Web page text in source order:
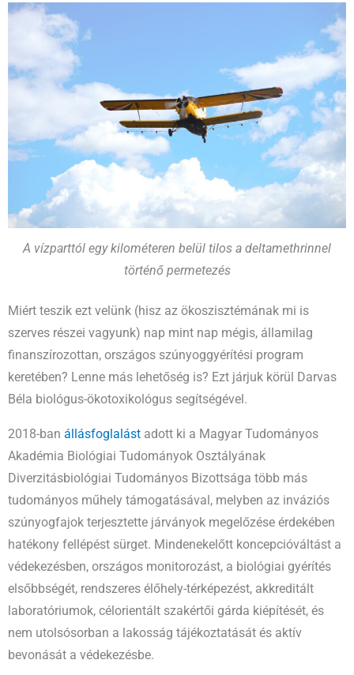
A vízparttól egy kilométeren belül tilos a deltamethrinnel
történő permetezés
Miért teszik ezt velünk (hisz az ökoszisztémának mi is
szerves részei vagyunk) nap mint nap mégis, államilag
finanszírozottan, országos szúnyoggyérítési program
keretében? Lenne más lehetőség is? Ezt járjuk körül Darvas
Béla biológus-ökotoxikológus segítségével.
2018-ban állásfoglalást adott ki a Magyar Tudományos
Akadémia Biológiai Tudományok Osztályának
Diverzitásbiológiai Tudományos Bizottsága több más
tudományos műhely támogatásával, melyben az inváziós
szúnyogfajok terjesztette járványok megelőzése érdekében
hatékony fellépést sürget. Mindenekelőtt koncepcióváltást a
védekezésben, országos monitorozást, a biológiai gyérítés
elsőbbségét, rendszeres élőhely-térképezést, akkreditált
laboratóriumok, célorientált szakértői gárda kiépítését, és
nem utolsósorban a lakosság tájékoztatását és aktív
bevonását a védekezésbe.